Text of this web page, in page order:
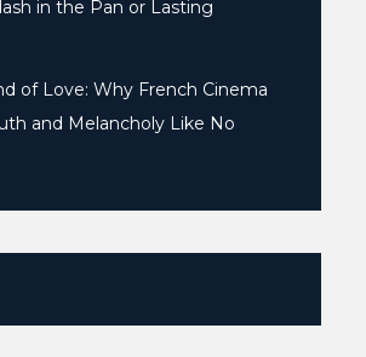
in the Pan or Lasting
of Love: Why French Cinema
and Melancholy Like No